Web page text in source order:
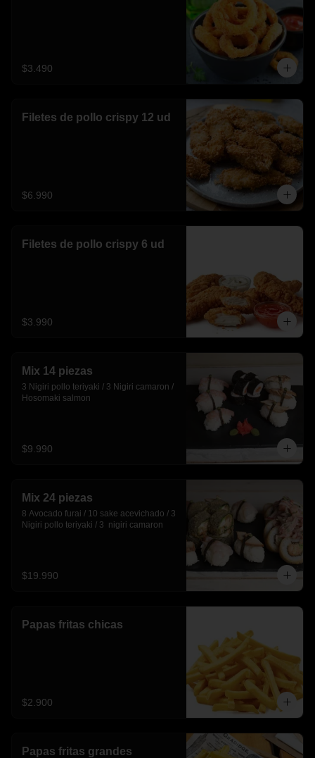
$3.490
Filetes de pollo crispy 12 ud
$6.990
Filetes de pollo crispy 6 ud
$3.990
Mix 14 piezas
3 Nigiri pollo teriyaki / 3 Nigiri camaron /
Hosomaki salmon
$9.990
Mix 24 piezas
8 Avocado furai / 10 sake acevichado / 3
Nigiri pollo teriyaki / 3  nigiri camaron
$19.990
Papas fritas chicas
$2.900
Papas fritas grandes